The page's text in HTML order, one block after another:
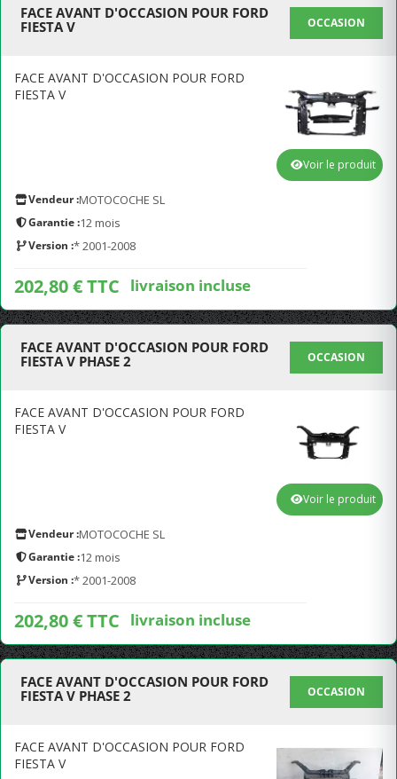
FACE AVANT D'OCCASION POUR FORD
FIESTA V
OCCASION
FACE AVANT D'OCCASION POUR FORD
FIESTA V
Vendeur :MOTOCOCHE SL
Garantie :12 mois
Version :* 2001-2008
202,80 € TTC livraison incluse
Voir le produit
FACE AVANT D'OCCASION POUR FORD
FIESTA V PHASE 2
OCCASION
FACE AVANT D'OCCASION POUR FORD
FIESTA V
Vendeur :MOTOCOCHE SL
Garantie :12 mois
Version :* 2001-2008
202,80 € TTC livraison incluse
Voir le produit
FACE AVANT D'OCCASION POUR FORD
FIESTA V PHASE 2
OCCASION
FACE AVANT D'OCCASION POUR FORD
FIESTA V